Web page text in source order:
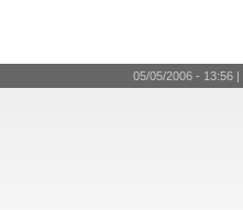
05/05/2006 - 13:56 |